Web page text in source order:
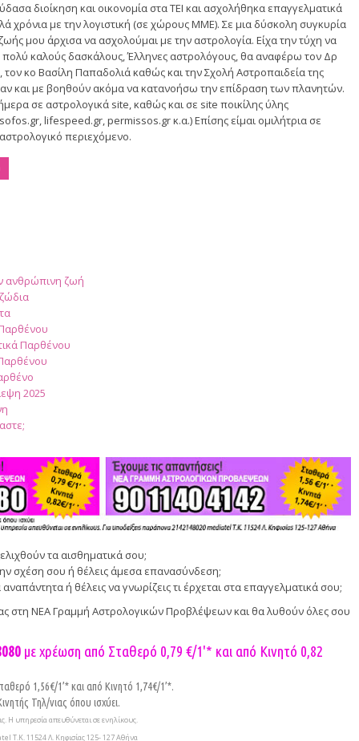
διοίκηση και οικονομία στα ΤΕΙ και ασχολήθηκα επαγγελματικά
χρόνια με την λογιστική (σε χώρους ΜΜΕ). Σε μια δύσκολη συγκυρία
μου άρχισα να ασχολούμαι με την αστρολογία. Είχα την τύχη να
καλούς δασκάλους, Έλληνες αστρολόγους, θα αναφέρω τον Δρ
τον κο Βασίλη Παπαδολιά καθώς και την Σχολή Αστροπαιδεία της
και με βοηθούν ακόμα να κατανοήσω την επίδραση των πλανητών.
σε αστρολογικά site, καθώς και σε site ποικίλης ύλης
lifespeed.gr, permissos.gr κ.α.) Επίσης είμαι ομιλήτρια σε
περιεχόμενο.
ανθρώπινη ζωή
Παρθένου
2025
τα αισθηματικά σου;
σχέση σου ή θέλεις άμεσα επανασύνδεση;
ή θέλεις να γνωρίζεις τι έρχεται στα επαγγελματικά σου;
στη ΝΕΑ Γραμμή Αστρολογικών Προβλέψεων και θα λυθούν όλες σου
με χρέωση από Σταθερό 0,79 €/1'* και από Κινητό 0,82
1,56€/1’* και από Κινητό 1,74€/1’*.
Τηλ/νιας όπου ισχύει.
Η υπηρεσία απευθύνεται σε ενηλίκους.
Τ.Κ. 11524 Λ. Κηφισίας 125- 127 Αθήνα